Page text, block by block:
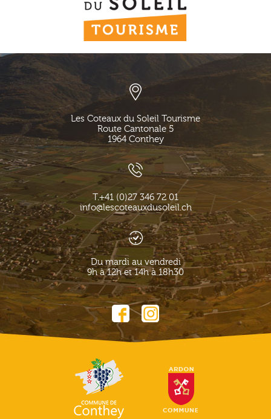
Les Coteaux du Soleil Tourisme
Route Cantonale 5
1964 Conthey
T.+41 (0)27 346 72 01
info@lescoteauxdusoleil.ch
Du mardi au vendredi
9h à 12h et 14h à 18h30